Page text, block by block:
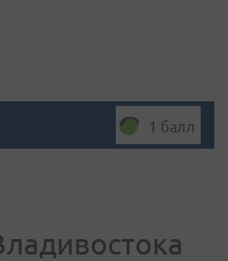
1 балл